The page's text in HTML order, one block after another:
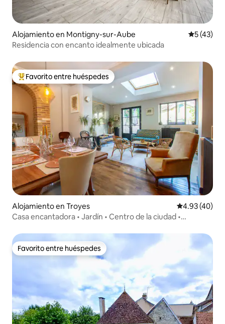
Alojamiento en Montigny-sur-Aube
5 (43)
Residencia con encanto idealmente ubicada
Favorito entre huéspedes preferido
Favorito entre huéspedes
Alojamiento en Troyes Calificación
4.93 (40)
Casa encantadora • Jardín • Centro de la ciudad •
Favorito entre huéspedes
Favorito entre huéspedes